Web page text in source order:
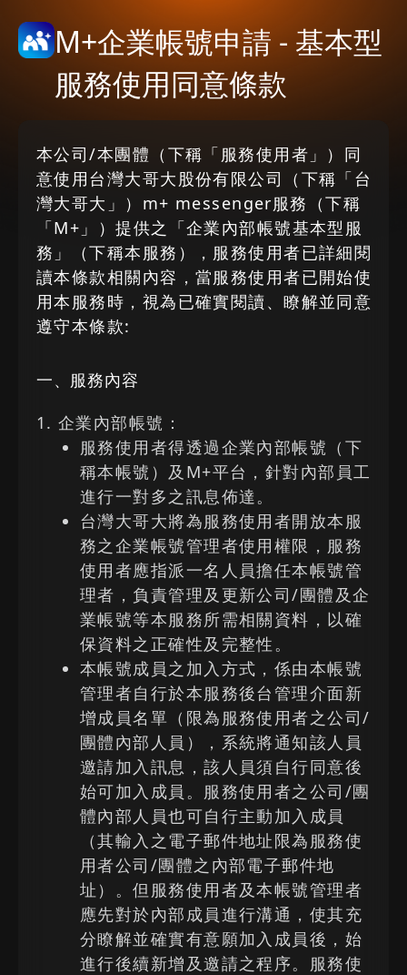
M+企業帳號申請 - 基本型
服務使用同意條款
本公司/本團體（下稱「服務使用者」）同
意使用台灣大哥大股份有限公司（下稱「台
灣大哥大」）m+ messenger服務（下稱
「M+」）提供之「企業內部帳號基本型服
務」（下稱本服務），服務使用者已詳細閱
讀本條款相關內容，當服務使用者已開始使
用本服務時，視為已確實閱讀、瞭解並同意
遵守本條款:
一、服務內容
企業內部帳號：
服務使用者得透過企業內部帳號（下
稱本帳號）及M+平台，針對內部員工
進行一對多之訊息佈達。
台灣大哥大將為服務使用者開放本服
務之企業帳號管理者使用權限，服務
使用者應指派一名人員擔任本帳號管
理者，負責管理及更新公司/團體及企
業帳號等本服務所需相關資料，以確
保資料之正確性及完整性。
本帳號成員之加入方式，係由本帳號
管理者自行於本服務後台管理介面新
增成員名單（限為服務使用者之公司/
團體內部人員），系統將通知該人員
邀請加入訊息，該人員須自行同意後
始可加入成員。服務使用者之公司/團
體內部人員也可自行主動加入成員
（其輸入之電子郵件地址限為服務使
用者公司/團體之內部電子郵件地
址）。但服務使用者及本帳號管理者
應先對於內部成員進行溝通，使其充
分瞭解並確實有意願加入成員後，始
進行後續新增及邀請之程序。服務使